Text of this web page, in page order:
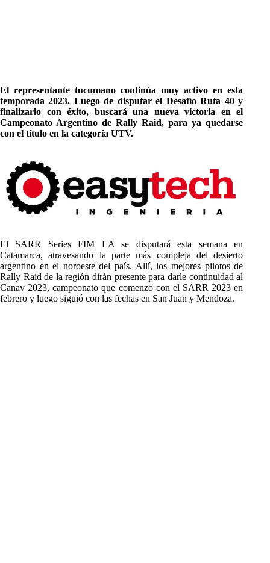
El representante tucumano continúa muy activo en esta
temporada 2023. Luego de disputar el Desafío Ruta 40 y
finalizarlo con éxito, buscará una nueva victoria en el
Campeonato Argentino de Rally Raid, para ya quedarse
con el título en la categoría UTV.
El SARR Series FIM LA se disputará esta semana en
Catamarca, atravesando la parte más compleja del desierto
argentino en el noroeste del país. Allí, los mejores pilotos de
Rally Raid de la región dirán presente para darle continuidad al
Canav 2023, campeonato que comenzó con el SARR 2023 en
febrero y luego siguió con las fechas en San Juan y Mendoza.